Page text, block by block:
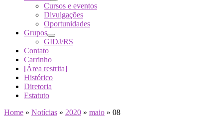
Cursos e eventos
Divulgações
Oportunidades
Grupos
GIDJ/RS
Contato
Carrinho
[Área restrita]
Histórico
Diretoria
Estatuto
Home » Notícias » 2020 » maio » 08